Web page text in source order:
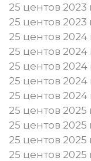
25 центов
25 центов
25 центов
25 центов
25 центов
25 центов
25 центов
25 центов
25 центов
25 центов
25 центов